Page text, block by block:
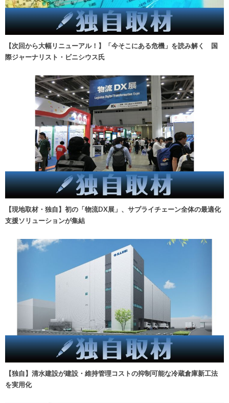
【次回から大幅リニューアル！】「今そこにある危機」を読み解く 国
際ジャーナリスト・ビニシウス氏
【現地取材・独自】初の「物流DX展」、サプライチェーン全体の最適化
支援ソリューションが集結
【独自】清水建設が建設・維持管理コストの抑制可能な冷蔵倉庫新工法
を実用化